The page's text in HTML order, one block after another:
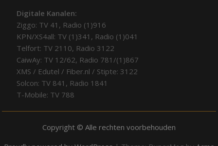
Digitale Kanalen:
Ziggo: TV 41, Radio (1)916
KPN/XS4all: TV (1)341, Radio (1)041
Telfort: TV 2110, Radio 3122
CaiwAy: TV 12/62, Radio 781/(1)867
XMS / Edutel / Fiber.nl / Stipte: 3122
Solcon: TV 841, Radio 1841
T-Mobile: TV 788
Copyright © Alle rechten voorbehouden